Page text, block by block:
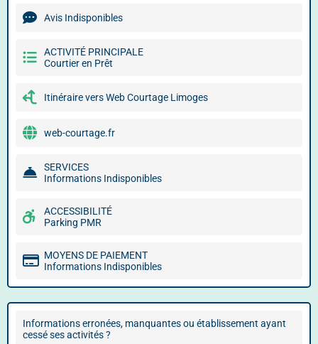
Avis Indisponibles
ACTIVITÉ PRINCIPALE
Courtier en Prêt
Itinéraire vers Web Courtage Limoges
web-courtage.fr
SERVICES
Informations Indisponibles
ACCESSIBILITÉ
Parking PMR
MOYENS DE PAIEMENT
Informations Indisponibles
Informations erronées, manquantes ou établissement ayant
cessé ses activités ?